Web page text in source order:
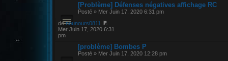
[Problème] Défenses négatives affichage RC
Posté » Mer Juin 17, 2020 6:31 pm
denounours0811
Mer Juin 17, 2020 6:31
pm
[problème] Bombes P
Posté » Mer Juin 17, 2020 12:28 pm